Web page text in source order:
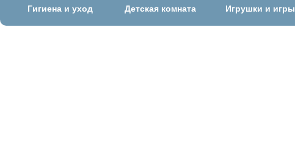
Гигиена и уход Детская комната Игрушки и игры